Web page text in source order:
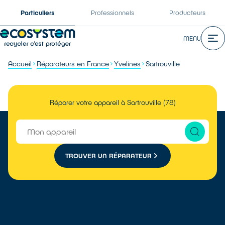
Particuliers Professionnels Producteurs
MENU
Accueil Réparateurs en France Yvelines Sartrouville
Réparer votre appareil à Sartrouville (78)
TROUVER UN RÉPARATEUR